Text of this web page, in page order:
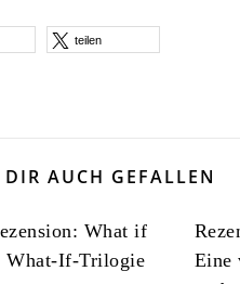
teilen
AUCH GEFALLEN
What if
What-If-Trilogie
Eine